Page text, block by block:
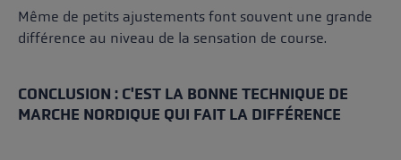
Même de petits ajustements font souvent une grande
différence au niveau de la sensation de course.
CONCLUSION : C'EST LA BONNE TECHNIQUE DE
MARCHE NORDIQUE QUI FAIT LA DIFFÉRENCE